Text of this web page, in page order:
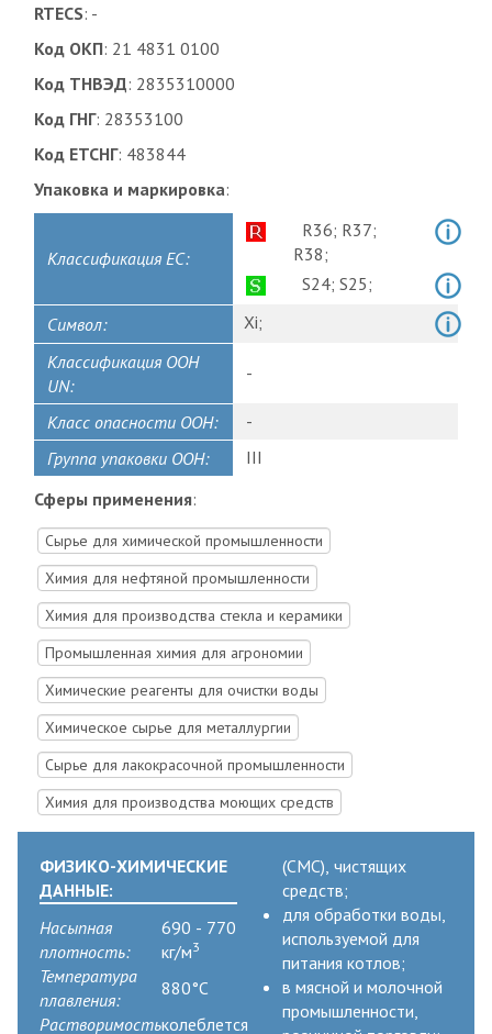
RTECS: -
Код ОКП: 21 4831 0100
Код ТНВЭД: 2835310000
Код ГНГ: 28353100
Код ЕТСНГ: 483844
Упаковка и маркировка:
Классификация ЕС:
R36; R37;
R38;
S24; S25;
Символ:
Xi;
Классификация ООН
UN:
-
Класс опасности ООН:
-
Группа упаковки ООН:
III
Сферы применения:
Сырье для химической промышленности
Химия для нефтяной промышленности
Химия для производства стекла и керамики
Промышленная химия для агрономии
Химические реагенты для очистки воды
Химическое сырье для металлургии
Cырье для лакокрасочной промышленности
Химия для производства моющих средств
ФИЗИКО-ХИМИЧЕСКИЕ
ДАННЫЕ:
Насыпная
плотность:
690 - 770
кг/м3
Температура
плавления:
880°C
Растворимостьколеблется
(СМС), чистящих
средств;
для обработки воды,
используемой для
питания котлов;
в мясной и молочной
промышленности,